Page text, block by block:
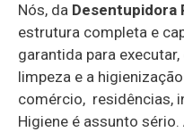
Nós, da Desentupidora
estrutura completa e
garantida para
limpeza e a
comércio, residências,
Higiene é assunto sério.